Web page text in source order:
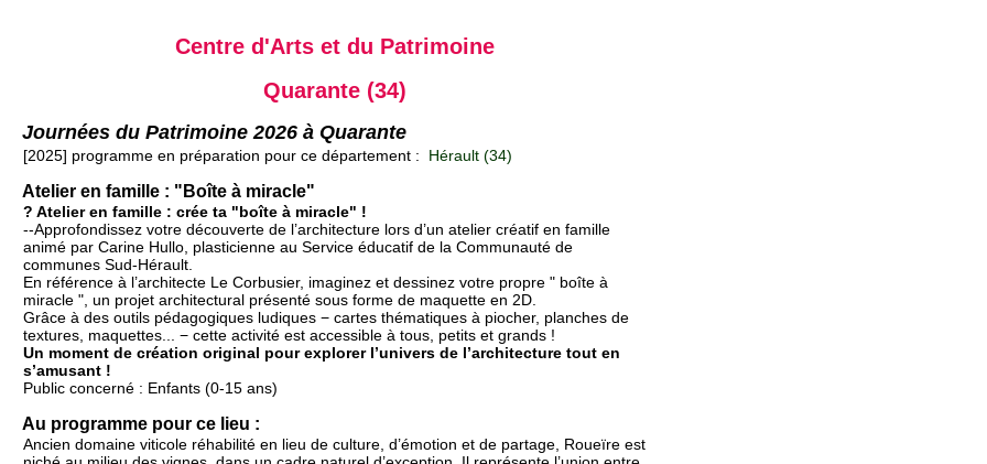
Centre d'Arts et du Patrimoine
Quarante (34)
Journées du Patrimoine 2026 à Quarante
[2025] programme en préparation pour ce département : Hérault (34)
Atelier en famille : "Boîte à miracle"
? Atelier en famille : crée ta "boîte à miracle" !
--Approfondissez votre découverte de l’architecture lors d’un atelier créatif en famille
animé par Carine Hullo, plasticienne au Service éducatif de la Communauté de
communes Sud-Hérault.
En référence à l’architecte Le Corbusier, imaginez et dessinez votre propre " boîte à
miracle ", un projet architectural présenté sous forme de maquette en 2D.
Grâce à des outils pédagogiques ludiques − cartes thématiques à piocher, planches de
textures, maquettes... − cette activité est accessible à tous, petits et grands !
Un moment de création original pour explorer l’univers de l’architecture tout en
s’amusant !
Public concerné : Enfants (0-15 ans)
Au programme pour ce lieu :
Ancien domaine viticole réhabilité en lieu de culture, d’émotion et de partage, Roueïre est